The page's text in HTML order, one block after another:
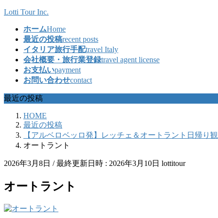
コ
ッ
プ
ナ
移
動
Lotti Tour Inc.
ホームHome
最近の投稿recent posts
イタリア旅行手配travel Italy
会社概要・旅行業登録travel agent license
お支払いpayment
お問い合わせcontact
最近の投稿
HOME
最近の投稿
【アルベロベッロ発】レッチェ＆オートラント日帰り
オートラント
2026年3月8日 / 最終更新日時 : 2026年3月10日 lottitour
オートラント